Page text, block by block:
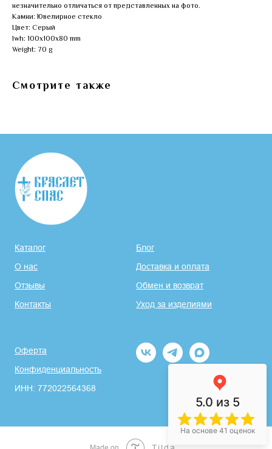
незначительно отличаться от представленных на фото.
Камни: Ювелирное стекло
Цвет: Серый
lwh: 100x100x80 mm
Weight: 70 g
Смотрите также
Каталог
О нас
Отзывы
Контакты
Блог
Доставка и оплата
Обмен и возврат
Уход за изделиями
Оферта
Конфиденциальность
ИНН: 772022564368
5.0 из 5
На основе 41 оценок